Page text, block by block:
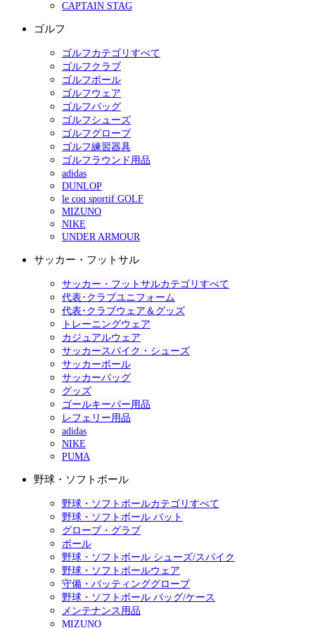
CAPTAIN STAG
ゴルフ
ゴルフカテゴリすべて
ゴルフクラブ
ゴルフボール
ゴルフウェア
ゴルフバッグ
ゴルフシューズ
ゴルフグローブ
ゴルフ練習器具
ゴルフラウンド用品
adidas
DUNLOP
le coq sportif GOLF
MIZUNO
NIKE
UNDER ARMOUR
サッカー・フットサル
サッカー・フットサルカテゴリすべて
代表･クラブユニフォーム
代表･クラブウェア＆グッズ
トレーニングウェア
カジュアルウェア
サッカースパイク・シューズ
サッカーボール
サッカーバッグ
グッズ
ゴールキーパー用品
レフェリー用品
adidas
NIKE
PUMA
野球・ソフトボール
野球・ソフトボールカテゴリすべて
野球・ソフトボール バット
グローブ・グラブ
ボール
野球・ソフトボール シューズ/スパイク
野球・ソフトボールウェア
守備・バッティンググローブ
野球・ソフトボール バッグ/ケース
メンテナンス用品
MIZUNO